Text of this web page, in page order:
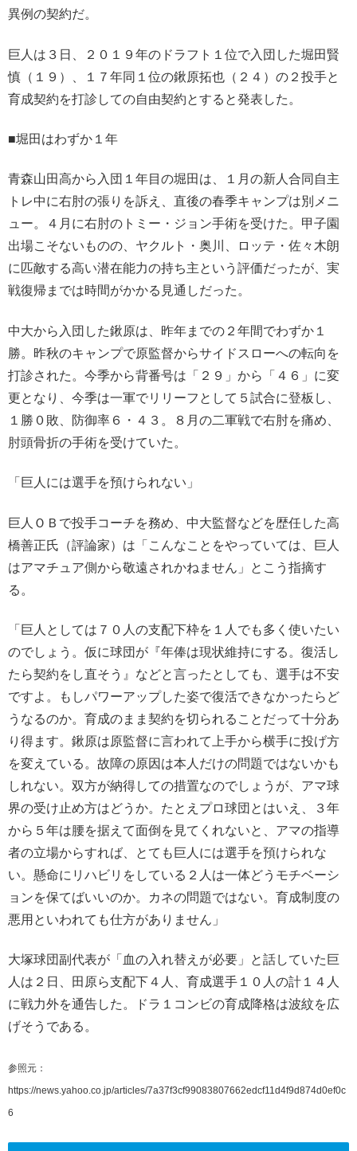
異例の契約だ。
巨人は３日、２０１９年のドラフト１位で入団した堀田賢
慎（１９）、１７年同１位の鍬原拓也（２４）の２投手と
育成契約を打診しての自由契約とすると発表した。
■堀田はわずか１年
青森山田高から入団１年目の堀田は、１月の新人合同自主
トレ中に右肘の張りを訴え、直後の春季キャンプは別メニ
ュー。４月に右肘のトミー・ジョン手術を受けた。甲子園
出場こそないものの、ヤクルト・奥川、ロッテ・佐々木朗
に匹敵する高い潜在能力の持ち主という評価だったが、実
戦復帰までは時間がかかる見通しだった。
中大から入団した鍬原は、昨年までの２年間でわずか１
勝。昨秋のキャンプで原監督からサイドスローへの転向を
打診された。今季から背番号は「２９」から「４６」に変
更となり、今季は一軍でリリーフとして５試合に登板し、
１勝０敗、防御率６・４３。８月の二軍戦で右肘を痛め、
肘頭骨折の手術を受けていた。
「巨人には選手を預けられない」
巨人ＯＢで投手コーチを務め、中大監督などを歴任した高
橋善正氏（評論家）は「こんなことをやっていては、巨人
はアマチュア側から敬遠されかねません」とこう指摘す
る。
「巨人としては７０人の支配下枠を１人でも多く使いたい
のでしょう。仮に球団が『年俸は現状維持にする。復活し
たら契約をし直そう』などと言ったとしても、選手は不安
ですよ。もしパワーアップした姿で復活できなかったらど
うなるのか。育成のまま契約を切られることだって十分あ
り得ます。鍬原は原監督に言われて上手から横手に投げ方
を変えている。故障の原因は本人だけの問題ではないかも
しれない。双方が納得しての措置なのでしょうが、アマ球
界の受け止め方はどうか。たとえプロ球団とはいえ、３年
から５年は腰を据えて面倒を見てくれないと、アマの指導
者の立場からすれば、とても巨人には選手を預けられな
い。懸命にリハビリをしている２人は一体どうモチベーシ
ョンを保てばいいのか。カネの問題ではない。育成制度の
悪用といわれても仕方がありません」
大塚球団副代表が「血の入れ替えが必要」と話していた巨
人は２日、田原ら支配下４人、育成選手１０人の計１４人
に戦力外を通告した。ドラ１コンビの育成降格は波紋を広
げそうである。
参照元：
https://news.yahoo.co.jp/articles/7a37f3cf99083807662edcf11d4f9d874d0ef0c
6